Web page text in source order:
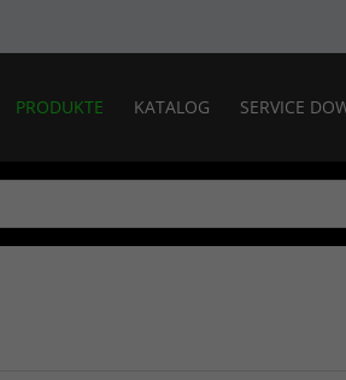
PRODUKTE KATALOG SERVICE